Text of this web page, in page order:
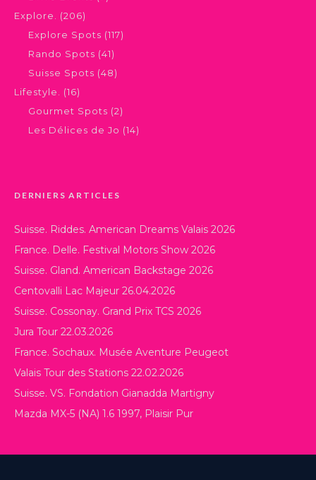
Explore. (206)
Explore Spots (117)
Rando Spots (41)
Suisse Spots (48)
Lifestyle. (16)
Gourmet Spots (2)
Les Délices de Jo (14)
DERNIERS ARTICLES
Suisse. Riddes. American Dreams Valais 2026
France. Delle. Festival Motors Show 2026
Suisse. Gland. American Backstage 2026
Centovalli Lac Majeur 26.04.2026
Suisse. Cossonay. Grand Prix TCS 2026
Jura Tour 22.03.2026
France. Sochaux. Musée Aventure Peugeot
Valais Tour des Stations 22.02.2026
Suisse. VS. Fondation Gianadda Martigny
Mazda MX-5 (NA) 1.6 1997, Plaisir Pur